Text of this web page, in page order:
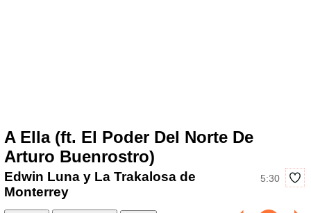
A Ella (ft. El Poder Del Norte De
Arturo Buenrostro)
5:30
Edwin Luna y La Trakalosa de
Monterrey